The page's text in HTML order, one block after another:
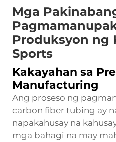
Mga
Produksyon ng
Sports
Kakayahan sa
Manufacturing
Ang proseso ng
carbon fiber tubing ay
napakahusay na
mga bahagi na may